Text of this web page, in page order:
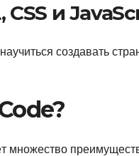
и
создавать
множество